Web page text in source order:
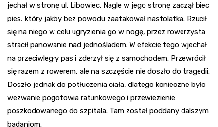
jechał w stronę ul. Libowiec. Nagle w jego stronę zaczął biec
pies, który jakby bez powodu zaatakował nastolatka. Rzucił
się na niego w celu ugryzienia go w nogę, przez rowerzysta
stracił panowanie nad jednośladem. W efekcie tego wjechał
na przeciwległy pas i zderzył się z samochodem. Przewrócił
się razem z rowerem, ale na szczęście nie doszło do tragedii.
Doszło jednak do potłuczenia ciała, dlatego konieczne było
wezwanie pogotowia ratunkowego i przewiezienie
poszkodowanego do szpitala. Tam został poddany dalszym
badaniom.